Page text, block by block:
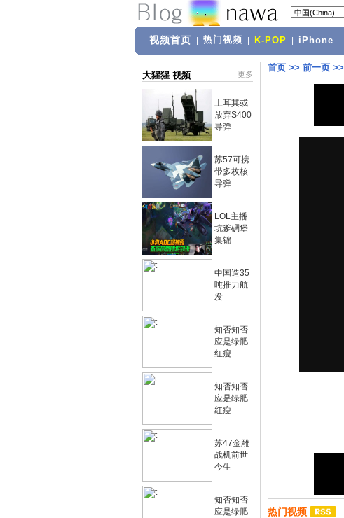
视频首页 热门视频 K-POP iPhone
大猩猩 视频 更多
土耳其或
放弃S400
导弹
苏57可携
带多枚核
导弹
LOL主播
坑爹碉堡
集锦
中国造35
吨推力航
发
知否知否
应是绿肥
红瘦
知否知否
应是绿肥
红瘦
苏47金雕
战机前世
今生
知否知否
应是绿肥
首页 >> 前一页 >>
热门视频